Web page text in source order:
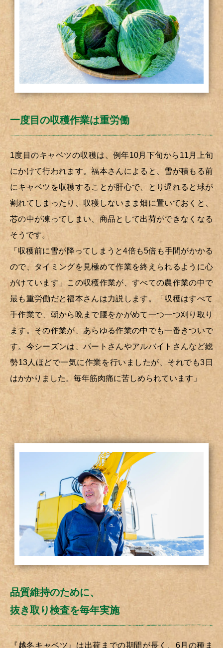
一度目の収穫作業は重労働
1度目のキャベツの収穫は、例年10月下旬から11月上旬
にかけて行われます。福本さんによると、雪が積もる前
にキャベツを収穫することが肝心で、とり遅れると球が
割れてしまったり、収穫しないまま畑に置いておくと、
芯の中が凍ってしまい、商品として出荷ができなくなる
そうです。
「収穫前に雪が降ってしまうと4倍も5倍も手間がかかる
ので、タイミングを見極めて作業を終えられるように心
がけています」この収穫作業が、すべての農作業の中で
最も重労働だと福本さんは力説します。「収穫はすべて
手作業で、朝から晩まで腰をかがめて一つ一つ刈り取り
ます。その作業が、あらゆる作業の中でも一番きついで
す。今シーズンは、パートさんやアルバイトさんなど総
勢13人ほどで一気に作業を行いましたが、それでも3日
はかかりました。毎年筋肉痛に苦しめられています」
品質維持のために、
抜き取り検査を毎年実施
『越冬キャベツ』は出荷までの期間が長く、6月の種ま